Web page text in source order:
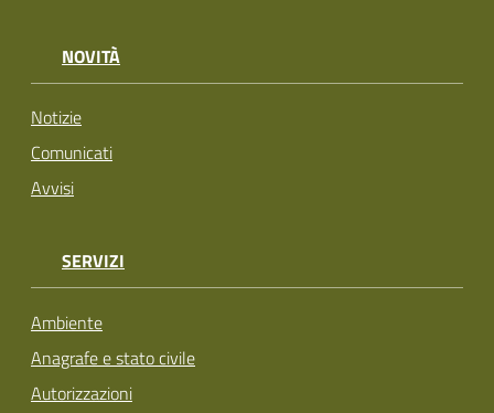
NOVITÀ
Notizie
Comunicati
Avvisi
SERVIZI
Ambiente
Anagrafe e stato civile
Autorizzazioni